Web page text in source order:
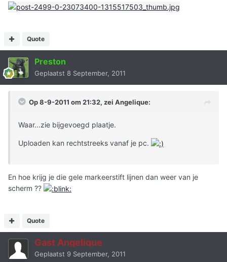
Quote
Preston
Geplaatst 8 September, 2011
Op 8-9-2011 om 21:32, zei Angelique:
Waar...zie bijgevoegd plaatje.
Uploaden kan rechtstreeks vanaf je pc.
En hoe krijg je die gele markeerstift lijnen dan weer van je
scherm ??
Quote
Gast Angelique
Geplaatst 9 September, 2011